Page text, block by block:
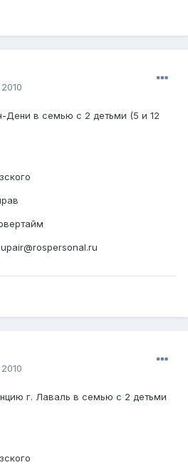
Дени в семью с 2 детьми (5 и 12
г. Лаваль в семью с 2 детьми